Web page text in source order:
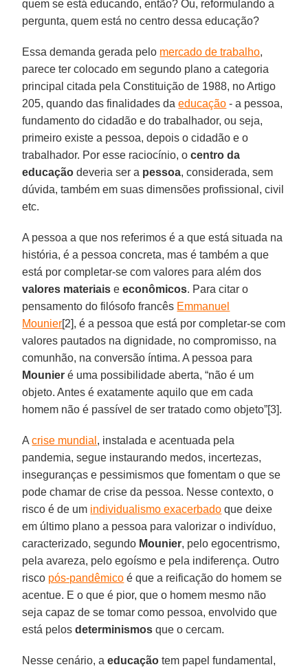
quem se está educando, então? Ou, reformulando a
pergunta, quem está no centro dessa educação?
Essa demanda gerada pelo mercado de trabalho,
parece ter colocado em segundo plano a categoria
principal citada pela Constituição de 1988, no Artigo
205, quando das finalidades daeducação - a pessoa,
fundamento do cidadão e do trabalhador, ou seja,
primeiro existe a pessoa, depois o cidadão e o
trabalhador. Por esse raciocínio, o centro da
educação deveria ser a pessoa, considerada, sem
dúvida, também em suas dimensões profissional, civil
etc.
A pessoa a que nos referimos é a que está situada na
história, é a pessoa concreta, mas é também a que
está por completar-se com valores para além dos
valores materiais eeconômicos. Para citar o
pensamento do filósofo francês Emmanuel
Mounier[2], é a pessoa que está por completar-se com
valores pautados na dignidade, no compromisso, na
comunhão, na conversão íntima. A pessoa para
Mounier é uma possibilidade aberta, “não é um
objeto. Antes é exatamente aquilo que em cada
homem não é passível de ser tratado como objeto”[3].
Acrise mundial , instalada e acentuada pela
pandemia, segue instaurando medos, incertezas,
inseguranças e pessimismos que fomentam o que se
pode chamar de crise da pessoa. Nesse contexto, o
risco é de um individualismo exacerbado que deixe
em último plano a pessoa para valorizar o indivíduo,
caracterizado, segundo Mounier, pelo egocentrismo,
pela avareza, pelo egoísmo e pela indiferença. Outro
risco pós-pandêmico é que a reificação do homem se
acentue. E o que é pior, que o homem mesmo não
seja capaz de se tomar como pessoa, envolvido que
está pelosdeterminismos que o cercam.
Nesse cenário, aeducação tem papel fundamental,